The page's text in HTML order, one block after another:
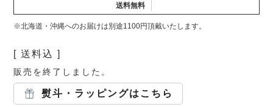
送料無料
※北海道・沖縄へのお届けは別途1100円頂戴いたします。
送料込
販売を終了しました。
熨斗・ラッピングはこちら